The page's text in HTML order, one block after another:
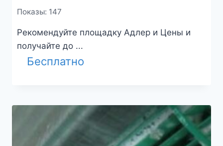
Показы: 147
Рекомендуйте площадку Адлер и Цены и
получайте до ...
Бесплатно